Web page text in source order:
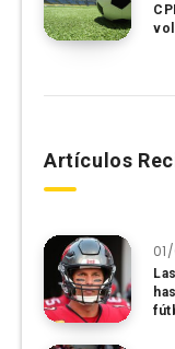
Artículos